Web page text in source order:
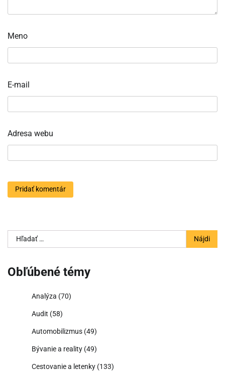
Meno
E-mail
Adresa webu
Hľadať:
Obľúbené témy
Analýza (70)
Audit (58)
Automobilizmus (49)
Bývanie a reality (49)
Cestovanie a letenky (133)